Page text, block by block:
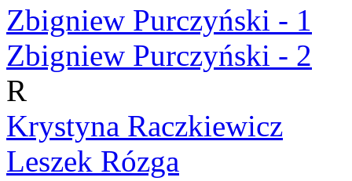
Zbigniew Purczyński - 1
Zbigniew Purczyński - 2
R
Krystyna Raczkiewicz
Leszek Rózga